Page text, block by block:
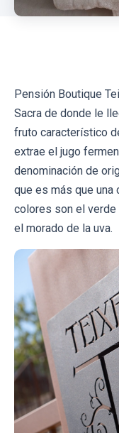
Pensión Boutique
Sacra de donde le
fruto característico
extrae el jugo
denominación de
que es más que una
colores son el verde
el morado de la uva.